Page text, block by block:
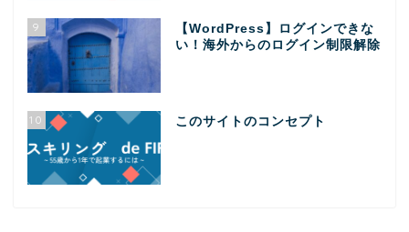
9
【WordPress】ログインできな
い！海外からのログイン制限解除
10 このサイトのコンセプト